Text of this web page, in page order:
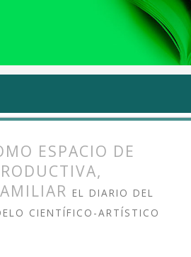
ESPACIO DE
EL DIARIO DEL
CIENTÍFICO-ARTÍSTICO